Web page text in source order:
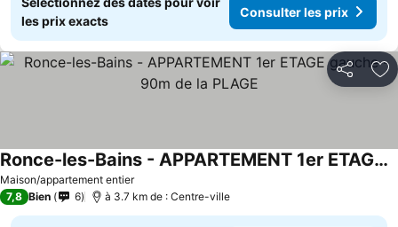
les prix exacts
Consulter les prix
Partager
Maison/appartement entier
Ronce-les-Bains - APPARTEMENT 1er ETAGE gauche - 90m de la PLAGE
7,8 Bien 6 à 3.7 km de : Centre-ville